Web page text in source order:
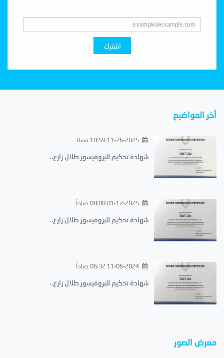
اشترك
أخر المواضيع
11-26-2025 10:59 مساءً
شهادة تحكيم للبروفيسور طلال زارع..
01-12-2025 08:08 صباحاً
شهادة تحكيم للبروفيسور طلال زارع..
11-06-2024 06:32 صباحاً
شهادة تحكيم للبروفيسور طلال زارع..
معرض الصور